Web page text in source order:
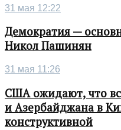
31 мая 12:22
Демократия —
Никол Пашинян
31 мая 11:26
США ожидают, что
и Азербайджана в
конструктивной